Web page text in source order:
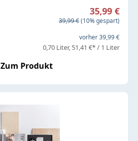
Verkaufspreis:
35,99 €
Regulärer Preis:
39,99 €(10% gespart)
vorher 39,99 €
0,70 Liter 51,41 €* / 1 Liter
Zum Produkt